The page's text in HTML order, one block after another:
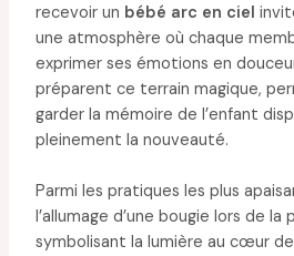
recevoir un bébé arc en ciel
une atmosphère où chaque
exprimer ses émotions en
préparent ce terrain magique,
garder la mémoire de l’enfant
pleinement la nouveauté.
Parmi les pratiques les plus
l’allumage d’une bougie lors de la
symbolisant la lumière au cœur